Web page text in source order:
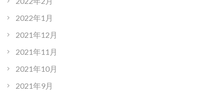
2022年1月
2021年12月
2021年11月
2021年10月
2021年9月